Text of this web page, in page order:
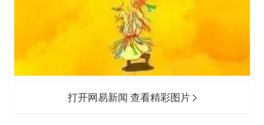
打开网易新闻 查看精彩图片